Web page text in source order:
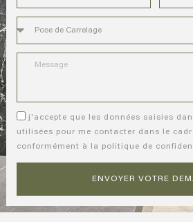
j'accepte que les données saisies
utilisées pour me contacter dans le
conformément à la politique de
ENVOYER VOTRE